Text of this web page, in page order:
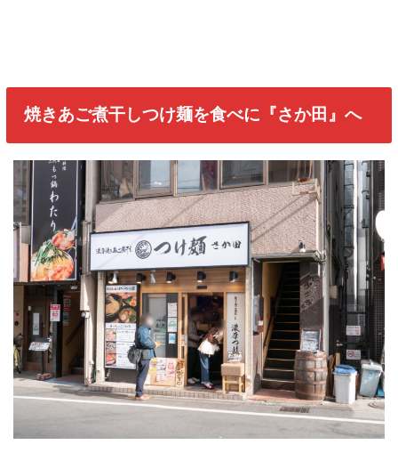
焼きあご煮干しつけ麺を食べに『さか田』へ